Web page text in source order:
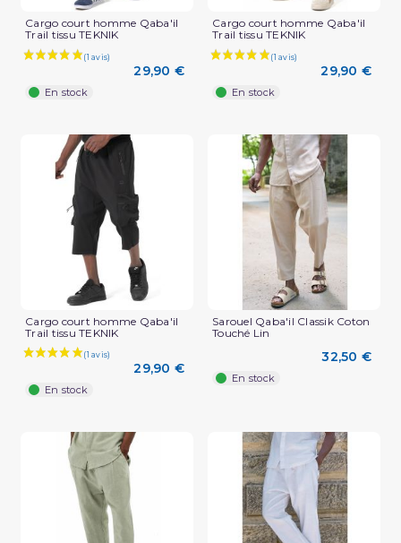
Cargo court homme Qaba'il
Trail tissu TEKNIK
29,90 €
En stock
Cargo court homme Qaba'il
Trail tissu TEKNIK
29,90 €
En stock
Cargo court homme Qaba'il
Trail tissu TEKNIK
29,90 €
En stock
Sarouel Qaba'il Classik Coton
Touché Lin
32,50 €
En stock